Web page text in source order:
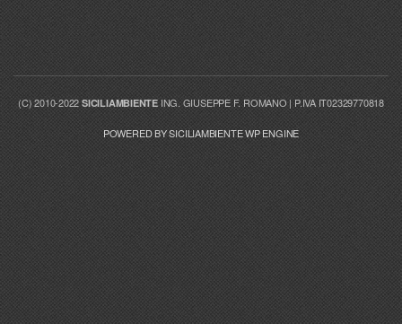
(C) 2010-2022SICILIAMBIENTEING. GIUSEPPE F. ROMANO | P.IVA IT02329770818
POWERED BY SICILIAMBIENTE WP ENGINE